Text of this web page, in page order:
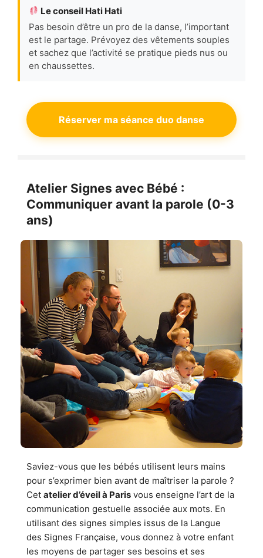
Le conseil Hati Hati
Pas besoin d’être un pro de la danse, l’important
est le partage. Prévoyez des vêtements souples
et sachez que l’activité se pratique pieds nus ou
en chaussettes.
Réserver ma séance duo danse
Atelier Signes avec Bébé :
Communiquer avant la parole (0-3
ans)
Saviez-vous que les bébés utilisent leurs mains
pour s’exprimer bien avant de maîtriser la parole ?
Cet atelier d’éveil à Paris vous enseigne l’art de la
communication gestuelle associée aux mots. En
utilisant des signes simples issus de la Langue
des Signes Française, vous donnez à votre enfant
les moyens de partager ses besoins et ses